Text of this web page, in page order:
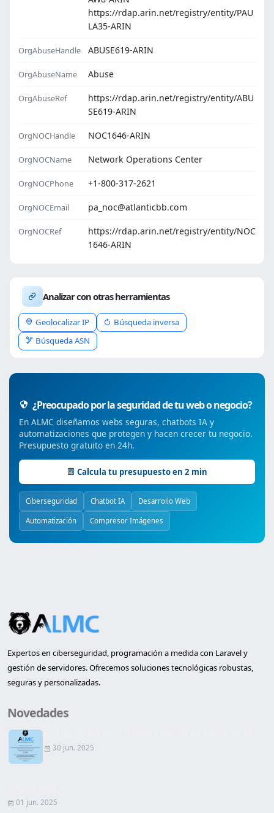
https://rdap.arin.net/registry/entity/PAU
LA35-ARIN
OrgAbuseHandle ABUSE619-ARIN
OrgAbuseName Abuse
OrgAbuseRef
https://rdap.arin.net/registry/entity/ABU
SE619-ARIN
OrgNOCHandle NOC1646-ARIN
OrgNOCName Network Operations Center
OrgNOCPhone +1-800-317-2621
OrgNOCEmail pa_noc@atlanticbb.com
OrgNOCRef
https://rdap.arin.net/registry/entity/NOC
1646-ARIN
Analizar con otras herramientas
Geolocalizar IP
Búsqueda inversa
Búsqueda ASN
¿Preocupado por la seguridad de tu web o negocio?
En ALMC diseñamos webs seguras, chatbots IA y
automatizaciones que protegen y hacen crecer tu negocio.
Presupuesto gratuito en 24h.
Calcula tu presupuesto en 2 min
Ciberseguridad Chatbot IA Desarrollo Web
Automatización Compresor Imágenes
Expertos en ciberseguridad, programación a medida con Laravel y
gestión de servidores. Ofrecemos soluciones tecnológicas robustas,
seguras y personalizadas.
Novedades
30 jun. 2025
01 jun. 2025